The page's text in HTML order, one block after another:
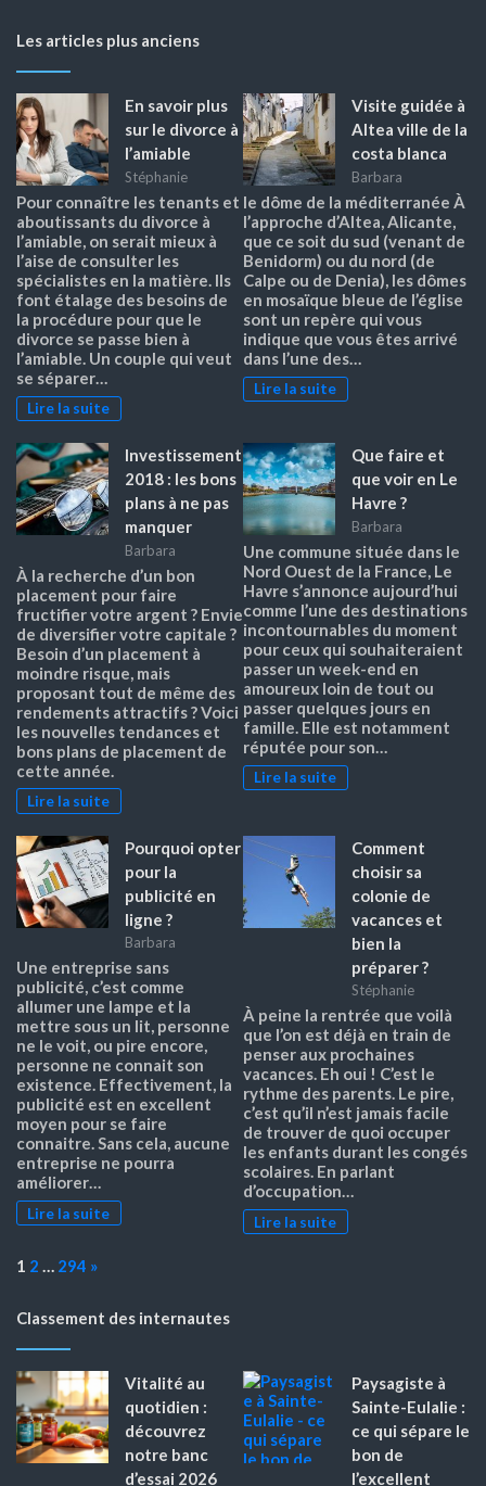
Les articles plus anciens
En savoir plus
sur le divorce à
l’amiable
Stéphanie
Pour connaître les tenants et
aboutissants du divorce à
l’amiable, on serait mieux à
l’aise de consulter les
spécialistes en la matière. Ils
font étalage des besoins de
la procédure pour que le
divorce se passe bien à
l’amiable. Un couple qui veut
se séparer…
Lire la suite
Visite guidée à
Altea ville de la
costa blanca
Barbara
le dôme de la méditerranée À
l’approche d’Altea, Alicante,
que ce soit du sud (venant de
Benidorm) ou du nord (de
Calpe ou de Denia), les dômes
en mosaïque bleue de l’église
sont un repère qui vous
indique que vous êtes arrivé
dans l’une des…
Lire la suite
Investissement
2018 : les bons
plans à ne pas
manquer
Barbara
À la recherche d’un bon
placement pour faire
fructifier votre argent ? Envie
de diversifier votre capitale ?
Besoin d’un placement à
moindre risque, mais
proposant tout de même des
rendements attractifs ? Voici
les nouvelles tendances et
bons plans de placement de
cette année.
Lire la suite
Que faire et
que voir en Le
Havre ?
Barbara
Une commune située dans le
Nord Ouest de la France, Le
Havre s’annonce aujourd’hui
comme l’une des destinations
incontournables du moment
pour ceux qui souhaiteraient
passer un week-end en
amoureux loin de tout ou
passer quelques jours en
famille. Elle est notamment
réputée pour son…
Lire la suite
Pourquoi opter
pour la
publicité en
ligne ?
Barbara
Une entreprise sans
publicité, c’est comme
allumer une lampe et la
mettre sous un lit, personne
ne le voit, ou pire encore,
personne ne connait son
existence. Effectivement, la
publicité est en excellent
moyen pour se faire
connaitre. Sans cela, aucune
entreprise ne pourra
améliorer…
Lire la suite
Comment
choisir sa
colonie de
vacances et
bien la
préparer ?
Stéphanie
À peine la rentrée que voilà
que l’on est déjà en train de
penser aux prochaines
vacances. Eh oui ! C’est le
rythme des parents. Le pire,
c’est qu’il n’est jamais facile
de trouver de quoi occuper
les enfants durant les congés
scolaires. En parlant
d’occupation…
Lire la suite
Page:
1 2 … 294 Next
»
Classement des internautes
Vitalité au
quotidien :
découvrez
notre banc
d’essai 2026
Paysagiste à
Sainte-Eulalie :
ce qui sépare le
bon de
l’excellent